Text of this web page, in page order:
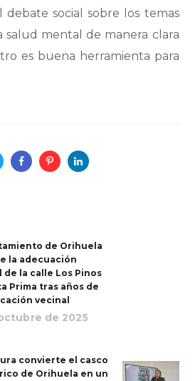
social sobre los temas
salud mental de manera clara
es buena herramienta para
de Orihuela
la adecuación
la calle Los Pinos
Prima tras años de
vecinal
de 2025
convierte el casco
de Orihuela en un